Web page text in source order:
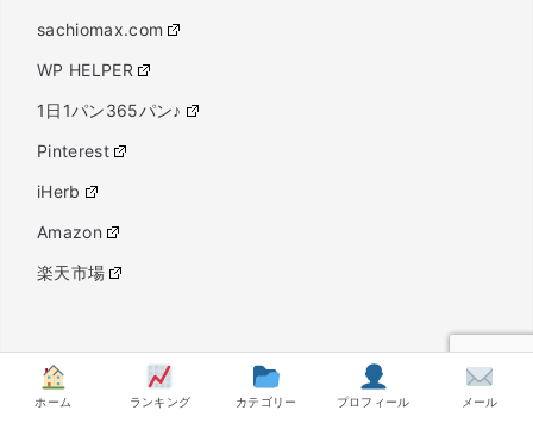
sachiomax.com
WP HELPER
1日1パン365パン♪
Pinterest
iHerb
Amazon
楽天市場
PROFILE
ホーム ランキング カテゴリー プロフィール メール